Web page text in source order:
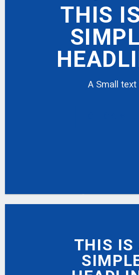
THIS
A Small text
THIS IS